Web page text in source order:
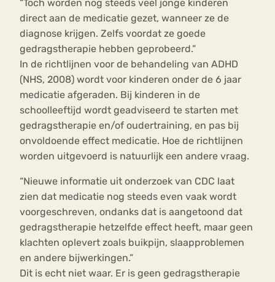
“Toch worden nog steeds veel jonge kinderen
direct aan de medicatie gezet, wanneer ze de
diagnose krijgen. Zelfs voordat ze goede
gedragstherapie hebben geprobeerd.”
In de richtlijnen voor de behandeling van ADHD
(NHS, 2008) wordt voor kinderen onder de 6 jaar
medicatie afgeraden. Bij kinderen in de
schoolleeftijd wordt geadviseerd te starten met
gedragstherapie en/of oudertraining, en pas bij
onvoldoende effect medicatie. Hoe de richtlijnen
worden uitgevoerd is natuurlijk een andere vraag.
“Nieuwe informatie uit onderzoek van CDC laat
zien dat medicatie nog steeds even vaak wordt
voorgeschreven, ondanks dat is aangetoond dat
gedragstherapie hetzelfde effect heeft, maar geen
klachten oplevert zoals buikpijn, slaapproblemen
en andere bijwerkingen.”
Dit is echt niet waar. Er is geen gedragstherapie